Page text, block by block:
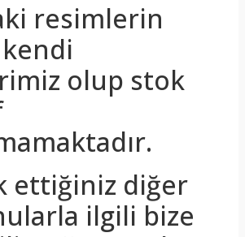
resimlerin
olup stok
ettiğiniz diğer
ilgili bize